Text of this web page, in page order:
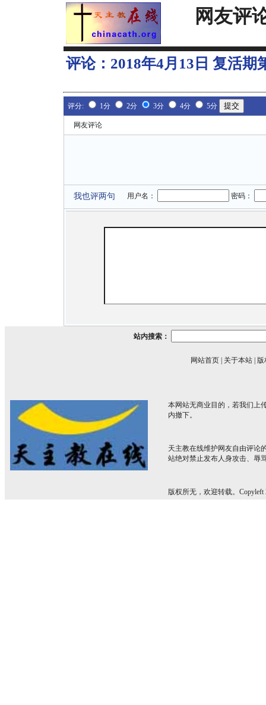
网友评
评论： 2018年4月13日 复活期
评分: 1分 2分 3分 4分 5分
网友评论
我也评两句 用户名： 密码：
站内搜索：
网站首页 关于本站 版
本网站无商业目的，若我们上
内撤下。
天主教在线维护网友自由评论
站绝对禁止发布人身攻击、辱
版权所无，欢迎转载。